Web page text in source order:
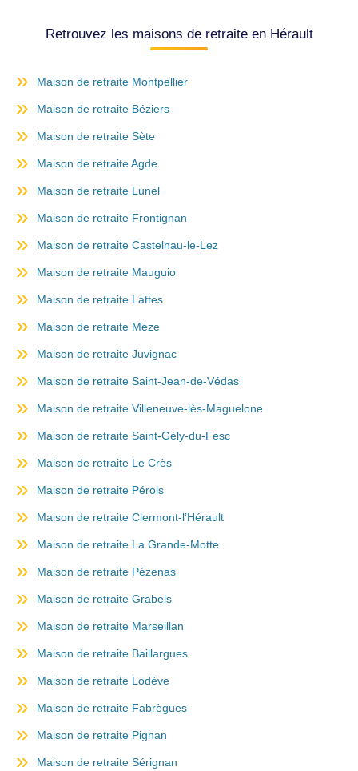
Retrouvez les maisons de retraite en Hérault
Maison de retraite Montpellier
Maison de retraite Béziers
Maison de retraite Sète
Maison de retraite Agde
Maison de retraite Lunel
Maison de retraite Frontignan
Maison de retraite Castelnau-le-Lez
Maison de retraite Mauguio
Maison de retraite Lattes
Maison de retraite Mèze
Maison de retraite Juvignac
Maison de retraite Saint-Jean-de-Védas
Maison de retraite Villeneuve-lès-Maguelone
Maison de retraite Saint-Gély-du-Fesc
Maison de retraite Le Crès
Maison de retraite Pérols
Maison de retraite Clermont-l’Hérault
Maison de retraite La Grande-Motte
Maison de retraite Pézenas
Maison de retraite Grabels
Maison de retraite Marseillan
Maison de retraite Baillargues
Maison de retraite Lodève
Maison de retraite Fabrègues
Maison de retraite Pignan
Maison de retraite Sérignan